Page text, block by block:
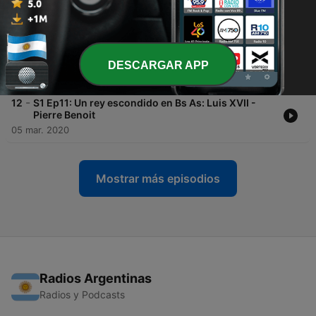
14 S2 Ep1: Rosas y sus mujeres
20 mar. 2020
13 - S1 Ep12: Resurreccionistas: ladrones de
cadaveres
11 mar. 2020
12 - S1 Ep11: Un rey escondido en Bs As: Luis XVII -
Pierre Benoit
05 mar. 2020
Mostrar más episodios
Radios Argentinas
Radios y Podcasts
DESCARGAR APP